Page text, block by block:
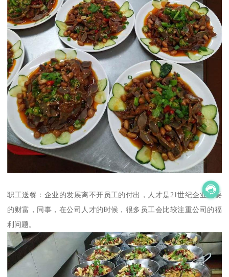
职工送餐：企业的发展离不开员工的付出，人才是21世纪企业重要
的财富，同事，在公司人才的时候，很多员工会比较注重公司的福
利问题。